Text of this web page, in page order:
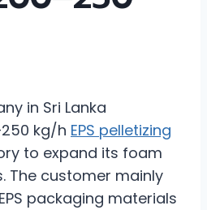
in Sri Lanka
kg/h EPS pelletizing
to expand its foam
The customer mainly
packaging materials